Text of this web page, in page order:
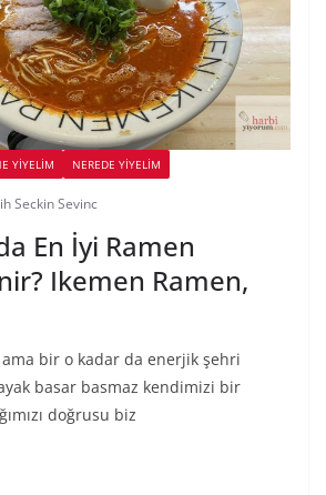
YİYELİM NEREDE YİYELİM
Seckin Sevinc
En İyi Ramen
Ikemen Ramen,
ama bir o kadar da enerjik şehri
basar basmaz kendimizi bir
doğrusu biz